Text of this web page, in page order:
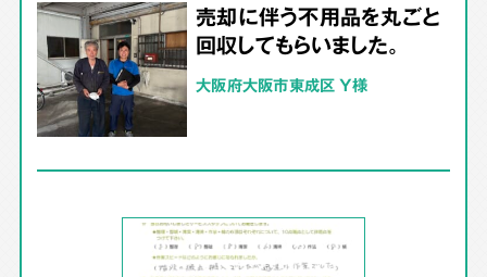
売却に伴う不用品を丸ごと
回収してもらいました。
大阪府大阪市東成区 Y様